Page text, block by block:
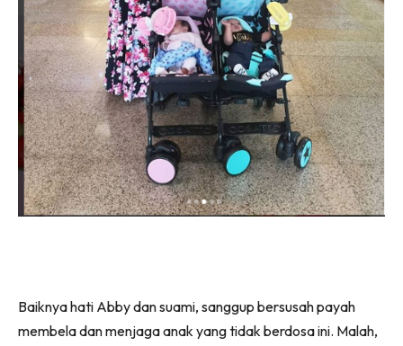
Baiknya hati Abby dan suami, sanggup bersusah payah
membela dan menjaga anak yang tidak berdosa ini. Malah,